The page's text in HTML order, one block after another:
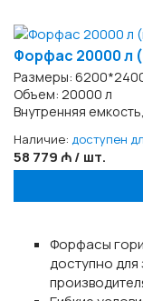
Форфас 20000 л
Размеры:
Объем: 20000 л
Внутренняя
Наличие: доступен
58 779 ₼ / шт.
Форфасы
доступно